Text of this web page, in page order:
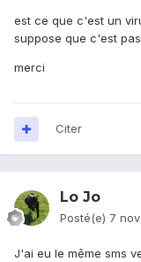
est ce que c'est un
suppose que c'est
merci
Citer
Lo Jo
Posté(e) 7
J'ai eu le même sms